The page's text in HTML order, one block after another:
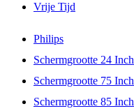
Vrije Tijd
Philips
Schermgrootte 24 Inch
Schermgrootte 75 Inch
Schermgrootte 85 Inch